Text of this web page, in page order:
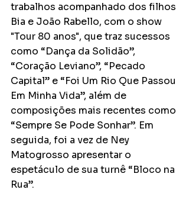
trabalhos acompanhado dos filhos
Bia e João Rabello, com o show
"Tour 80 anos", que traz sucessos
como “Dança da Solidão”,
“Coração Leviano”, “Pecado
Capital” e “Foi Um Rio Que Passou
Em Minha Vida”, além de
composições mais recentes como
“Sempre Se Pode Sonhar”. Em
seguida, foi a vez de Ney
Matogrosso apresentar o
espetáculo de sua turnê “Bloco na
Rua”.